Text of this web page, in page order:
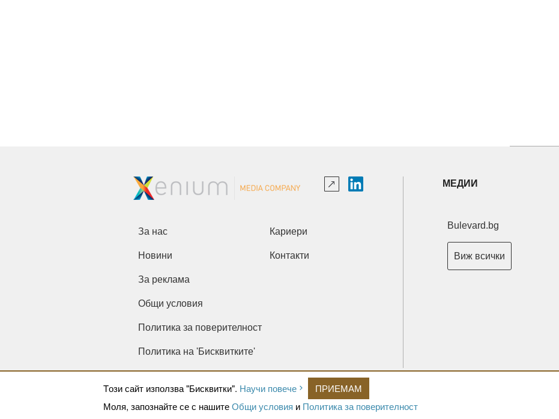
Tози сайт използва "Бисквитки". Научи повече
ПРИЕМАМ
Моля, запознайте се с нашитеОбщи условия и Политика за поверителност
За нас Кариери
Новини Контакти
За реклама
Общи условия
Политика за поверителност
Политика на 'Бисквитките'
МЕДИИ
Bulevard.bg
Виж всички
Copyright © 2026 Ксениум ООД. Всички права запазени.